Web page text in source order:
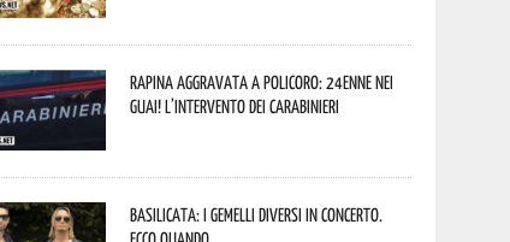
Rapina aggravata a Policoro: 24enne nei
guai! L’intervento dei Carabinieri
Basilicata: i Gemelli DiVersi in concerto.